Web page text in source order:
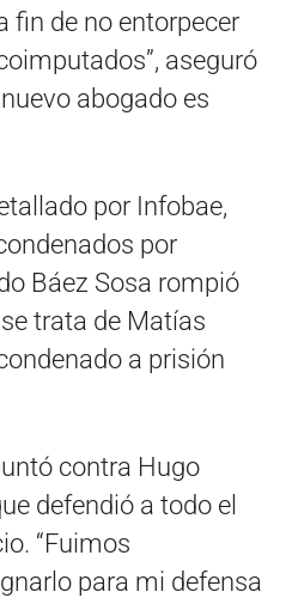
fin de no entorpecer
aseguró
abogado es
por Infobae,
por
Báez Sosa rompió
trata de Matías
a prisión
contra Hugo
defendió a todo el
“Fuimos
para mi defensa